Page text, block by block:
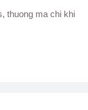
thuong ma chi khi